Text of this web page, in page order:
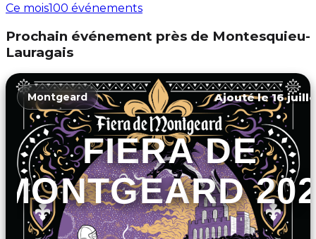
Ce mois100 événements
Prochain événement près de Montesquieu-
Lauragais
Montgeard Ajouté le 16
FIERA DE
MONTGEARD